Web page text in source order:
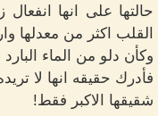
حالتها على انها
القلب اكثر من معدلها
وكأن دلو من الماء
فأدرك حقيقه انها لا
شقيقها الاكبر فقط!